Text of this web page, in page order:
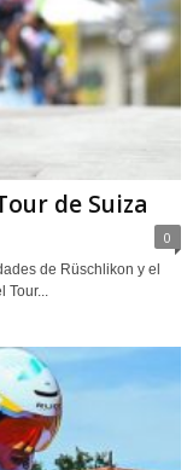
de Suiza
0
de Rüschlikon y el
Tour...